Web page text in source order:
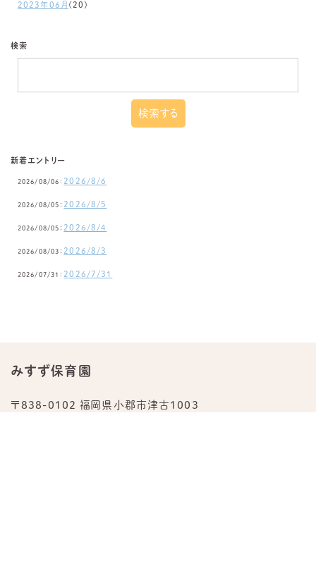
2023年06月 (20)
検索
新着エントリー
2026/08/06： 2026/8/6
2026/08/05： 2026/8/5
2026/08/05： 2026/8/4
2026/08/03： 2026/8/3
2026/07/31： 2026/7/31
みすず保育園
〒838-0102 福岡県小郡市津古1003